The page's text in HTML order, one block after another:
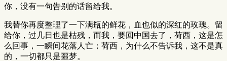
你，没有一句告别的话留给我。
我替你再度整理了一下满瓶的鲜花，血也似的深红的玫瑰。留
给你，过几日也是枯残，而我，要回中国去了，荷西，这是怎
么回事，一瞬间花落人亡；荷西，为什么不告诉我，这不是真
的，一切都只是噩梦。